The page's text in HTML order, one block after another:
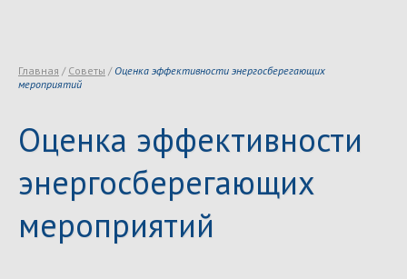
Главная / Советы / Оценка эффективности энергосберегающих
мероприятий
Оценка эффективности
энергосберегающих
мероприятий